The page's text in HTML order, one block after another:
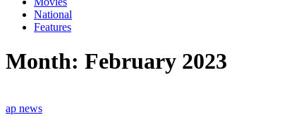
National
Features
Month: February 2023
ap news